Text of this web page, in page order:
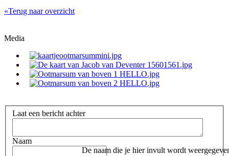
«Terug naar overzicht
Media
Laat een bericht achter
Naam
De naam die je hier invult wordt